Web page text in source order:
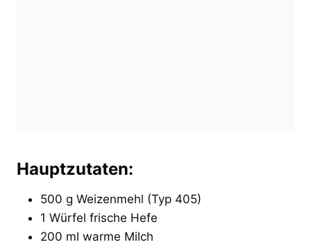
Hauptzutaten:
500 g Weizenmehl (Typ 405)
1 Würfel frische Hefe
200 ml warme Milch